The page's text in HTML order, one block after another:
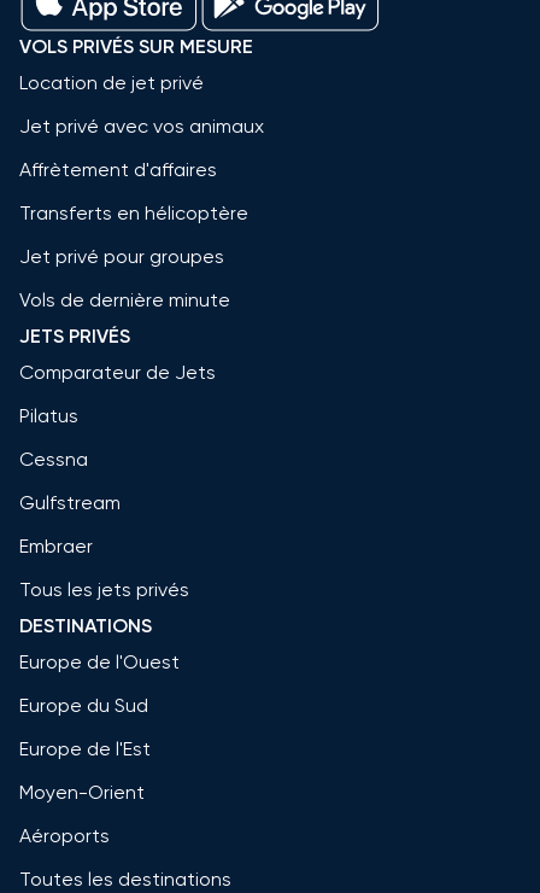
VOLS PRIVÉS SUR MESURE
Location de jet privé
Jet privé avec vos animaux
Affrètement d'affaires
Transferts en hélicoptère
Jet privé pour groupes
Vols de dernière minute
JETS PRIVÉS
Comparateur de Jets
Pilatus
Cessna
Gulfstream
Embraer
Tous les jets privés
DESTINATIONS
Europe de l'Ouest
Europe du Sud
Europe de l'Est
Moyen-Orient
Aéroports
Toutes les destinations